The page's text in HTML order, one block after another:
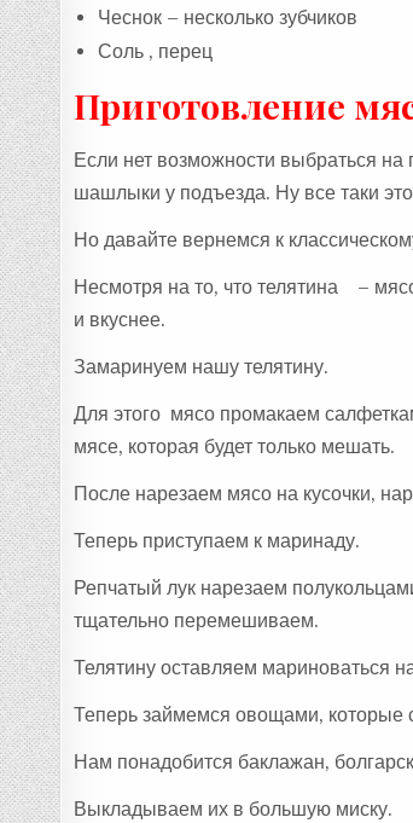
Чеснок – несколько зубчиков
Соль , перец
Приготовление
Если нет возможности выбраться на
шашлыки у подъезда. Ну все таки
Но давайте вернемся к
Несмотря на то, что телятина –
и вкуснее.
Замаринуем нашу телятину.
Для этого мясо промакаем
мясе, которая будет только мешать.
После нарезаем мясо на кусочки,
Теперь приступаем к маринаду.
Репчатый лук нарезаем
тщательно перемешиваем.
Телятину оставляем мариноваться
Теперь займемся овощами, которые
Нам понадобится баклажан,
Выкладываем их в большую миску.